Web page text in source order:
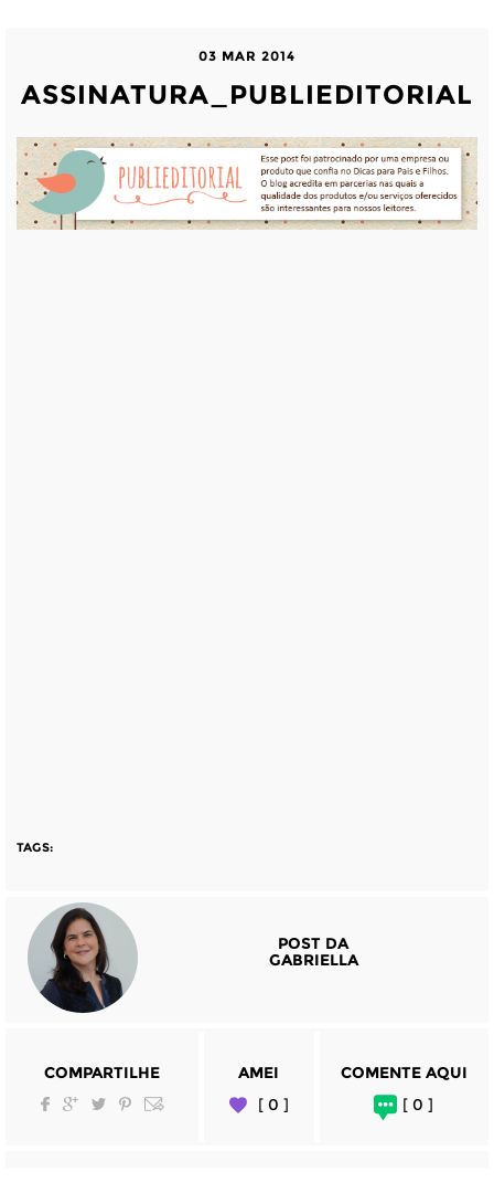
03 MAR 2014
ASSINATURA_PUBLIEDITORIAL
TAGS:
POST DA
GABRIELLA
COMPARTILHE
AMEI
[ 0 ]
COMENTE AQUI
[ 0 ]